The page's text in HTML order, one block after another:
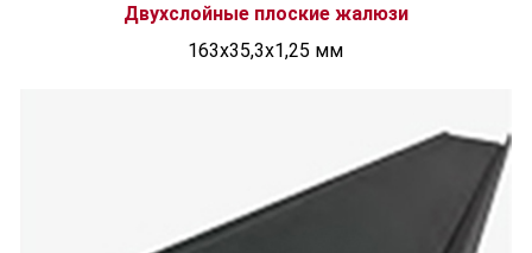
Двухслойные плоские жалюзи
163x35,3x1,25 мм